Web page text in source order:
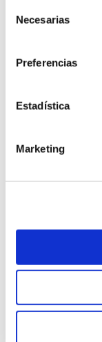
Necesarias
Preferencias
Estadística
Marketing
Nuestro método
Proyectos
Nosotros
Talento
Contacto